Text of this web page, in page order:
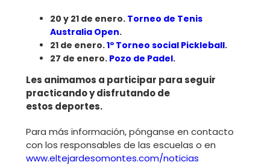
20 y 21 de enero. Torneo de Tenis
Australia Open.
21 de enero.1º Torneo social Pickleball.
27 de enero. Pozo de Padel.
Les animamos a participar para seguir
practicando y disfrutando de
estos deportes.
Para más información, pónganse en contacto
con los responsables de las escuelas o en
www.eltejardesomontes.com/noticias